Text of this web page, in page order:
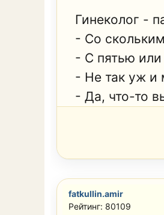
Гинеколог -
- Со
- С пятью
- Не так уж и
- Да, что-то
fatkullin.amir
Рейтинг: 80109